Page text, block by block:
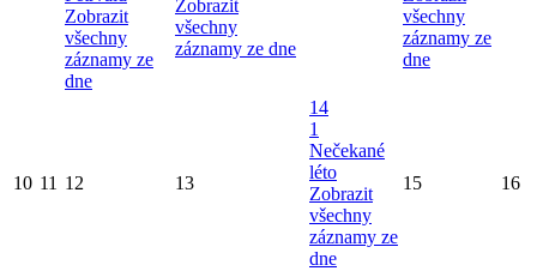
Zobrazit
všechny
záznamy ze
dne
Zobrazit
všechny
záznamy ze dne
všechny
záznamy ze
dne
10 11 12 13
14
1
Nečekané
léto
Zobrazit
všechny
záznamy ze
dne
15 16